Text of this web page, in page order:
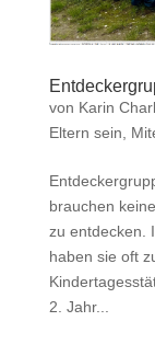
von Karin
Eltern sein
brauchen
zu entdecken.
haben sie oft
2. Jahr...